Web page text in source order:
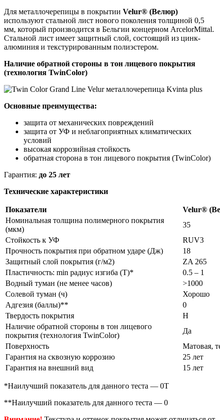
Для металлочерепицы в покрытии Velur® (Велюр)
используют стальной лист нового поколения толщиной 0,5
мм, который производится в Бельгии концерном ArcelorMittal.
Стальной лист имеет защитный слой, состоящий из цинк-
алюминия и текстурированным полиэстером.
Наличие обратной стороны в тон лицевого покрытия
(технология TwinColor)
Основные преимущества:
защита от механических повреждений
защита от УФ и неблагоприятных климатических
условий
высокая коррозийная стойкость
обратная сторона в тон лицевого покрытия (TwinColor)
Гарантия: до 25 лет
Технические характеристики
Показатели
Velur®
Номинальная толщина полимерного покрытия
(мкм)
35
Стойкость к УФ
RUV3
Прочность покрытия при обратном ударе (Дж)
18
Защитный слой покрытия (г/м2)
ZA 265
Пластичность: min радиус изгиба (Т)*
0.5 – 1
Водный туман (не менее часов)
>1000
Солевой туман (ч)
Хорошо
Адгезия (баллы)**
0
Твердость покрытия
Н
Наличие обратной стороны в тон лицевого
покрытия (технология TwinColor)
Да
Поверхность
Матовая,
Гарантия на сквозную коррозию
25 лет
Гарантия на внешний вид
15 лет
*Наилучший показатель для данного теста — 0Т
**Наилучший показатель для данного теста — 0